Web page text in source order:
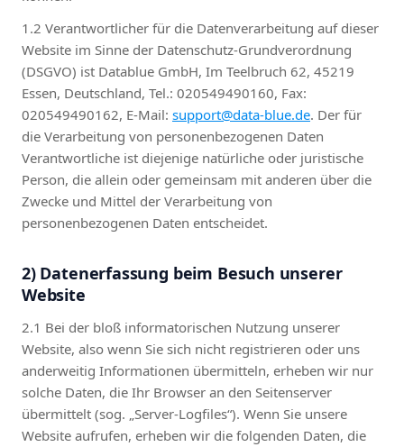
1.2 Verantwortlicher für die Datenverarbeitung auf dieser
Website im Sinne der Datenschutz-Grundverordnung
(DSGVO) ist Datablue GmbH, Im Teelbruch 62, 45219
Essen, Deutschland, Tel.: 020549490160, Fax:
020549490162, E-Mail: support@data-blue.de. Der für
die Verarbeitung von personenbezogenen Daten
Verantwortliche ist diejenige natürliche oder juristische
Person, die allein oder gemeinsam mit anderen über die
Zwecke und Mittel der Verarbeitung von
personenbezogenen Daten entscheidet.
2) Datenerfassung beim Besuch unserer
Website
2.1 Bei der bloß informatorischen Nutzung unserer
Website, also wenn Sie sich nicht registrieren oder uns
anderweitig Informationen übermitteln, erheben wir nur
solche Daten, die Ihr Browser an den Seitenserver
übermittelt (sog. „Server-Logfiles“). Wenn Sie unsere
Website aufrufen, erheben wir die folgenden Daten, die